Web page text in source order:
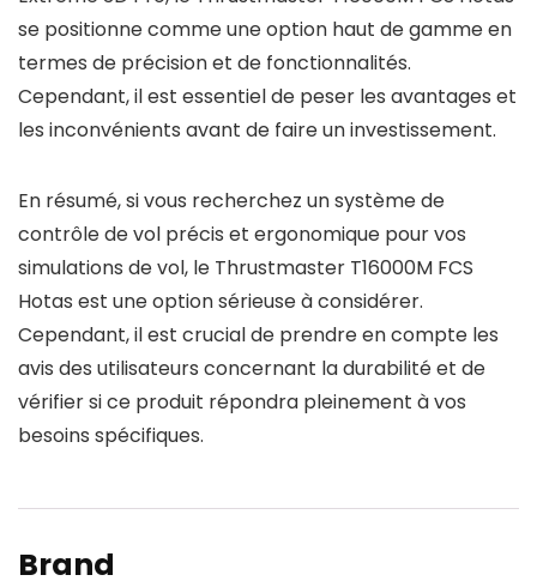
se positionne comme une option haut de gamme en
termes de précision et de fonctionnalités.
Cependant, il est essentiel de peser les avantages et
les inconvénients avant de faire un investissement.
En résumé, si vous recherchez un système de
contrôle de vol précis et ergonomique pour vos
simulations de vol, le Thrustmaster T16000M FCS
Hotas est une option sérieuse à considérer.
Cependant, il est crucial de prendre en compte les
avis des utilisateurs concernant la durabilité et de
vérifier si ce produit répondra pleinement à vos
besoins spécifiques.
Brand